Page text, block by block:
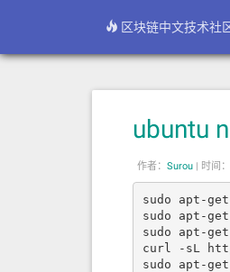
区块链中文技术社
ubuntu
作者： Surou | 时间
sudo apt-
sudo apt-get
sudo apt-
curl -sL
sudo apt-